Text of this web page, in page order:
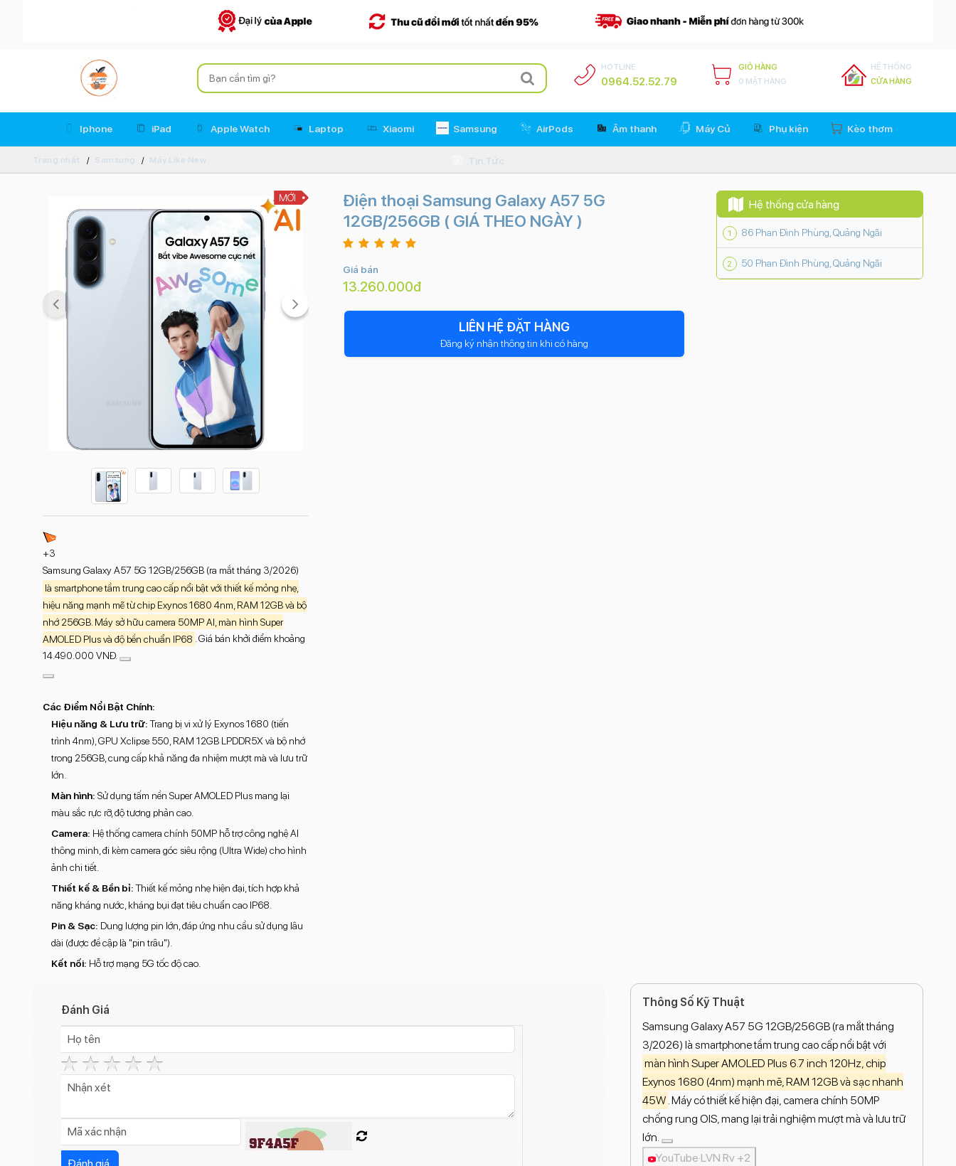
HOTLINE
0964.52.52.79
GIỎ HÀNG
0 MẶT HÀNG
HỆ THỐNG
CỬA HÀNG
Iphone iPad Apple Watch Laptop Xiaomi Samsung AirPods Âm thanh Máy Củ Phụ kiện Kèo thơm
Tin Tức
Trang nhất Samsung Máy Like New
MỚI
+3
Samsung Galaxy A57 5G 12GB/256GB (ra mắt tháng 3/2026)
là smartphone tầm trung cao cấp nổi bật với thiết kế mỏng nhẹ,
hiệu năng mạnh mẽ từ chip Exynos 1680 4nm, RAM 12GB và bộ
nhớ 256GB. Máy sở hữu camera 50MP AI, màn hình Super
AMOLED Plus và độ bền chuẩn IP68 . Giá bán khởi điểm khoảng
14.490.000 VNĐ.
Các Điểm Nổi Bật Chính:
Hiệu năng & Lưu trữ:Trang bị vi xử lý Exynos 1680 (tiến
trình 4nm), GPU Xclipse 550, RAM 12GB LPDDR5X và bộ nhớ
trong 256GB, cung cấp khả năng đa nhiệm mượt mà và lưu trữ
lớn.
Màn hình: Sử dụng tấm nền Super AMOLED Plus mang lại
màu sắc rực rỡ, độ tương phản cao.
Camera: Hệ thống camera chính 50MP hỗ trợ công nghệ AI
thông minh, đi kèm camera góc siêu rộng (Ultra Wide) cho hình
ảnh chi tiết.
Thiết kế & Bền bỉ:Thiết kế mỏng nhẹ hiện đại, tích hợp khả
năng kháng nước, kháng bụi đạt tiêu chuẩn cao IP68.
Pin & Sạc: Dung lượng pin lớn, đáp ứng nhu cầu sử dụng lâu
dài (được đề cập là "pin trâu").
Kết nối: Hỗ trợ mạng 5G tốc độ cao.
Điện thoại Samsung Galaxy A57 5G
12GB/256GB ( GIÁ THEO NGÀY )
Giá bán
13.260.000đ
LIÊN HỆ ĐẶT HÀNG
Đăng ký nhận thông tin khi có hàng
Hệ thống cửa hàng
86 Phan Đình Phùng, Quảng Ngãi
50 Phan Đình Phùng, Quảng Ngãi
Đánh Giá
Thông Số Kỹ Thuật
Samsung Galaxy A57 5G 12GB/256GB (ra mắt tháng
3/2026) là smartphone tầm trung cao cấp nổi bật với
màn hình Super AMOLED Plus 6.7 inch 120Hz, chip
Exynos 1680 (4nm) mạnh mẽ, RAM 12GB và sạc nhanh
45W . Máy có thiết kế hiện đại, camera chính 50MP
chống rung OIS, mang lại trải nghiệm mượt mà và lưu trữ
lớn.
YouTube·LVN Rv +2